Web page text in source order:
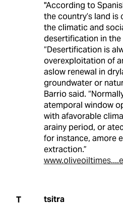
"According to
the country’s land
the climatic and
desertification in the
“Desertification is
overexploitation of
aslow renewal in
groundwater or
Barrio said.
atemporal window
with afavorable
arainy period, or
for instance, amore
extraction.”
T tsitra